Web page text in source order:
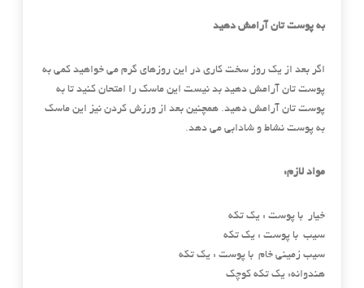
به پوست تان آرامش دهید
اگر بعد از یک روز سخت کاری در این روزهای گرم می خواهید کمی به
پوست تان آرامش دهید بد نیست این ماسک را امتحان کنید تا به
پوست تان آرامش دهید. همچنین بعد از ورزش کردن نیز این ماسک
به پوست نشاط و شادابی می دهد.
مواد لازم:
خیار با پوست : یک تکه
سیب با پوست : یک تکه
سیب زمینی خام با پوست : یک تکه
هندوانه: یک تکه کوچک